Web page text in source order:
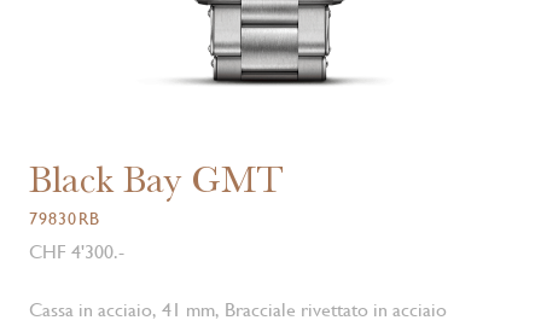
Black Bay GMT
79830RB
CHF 4'300.-
Cassa in acciaio, 41 mm, Bracciale rivettato in acciaio